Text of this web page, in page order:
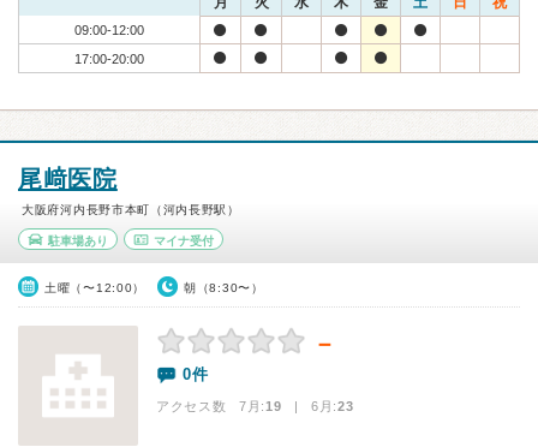
09:00-12:00
17:00-20:00
尾﨑医院
大阪府河内長野市本町（河内長野駅）
駐車場あり マイナ受付
土曜（〜12:00） 朝（8:30〜）
－
0件
アクセス数 7月:19 | 6月:23